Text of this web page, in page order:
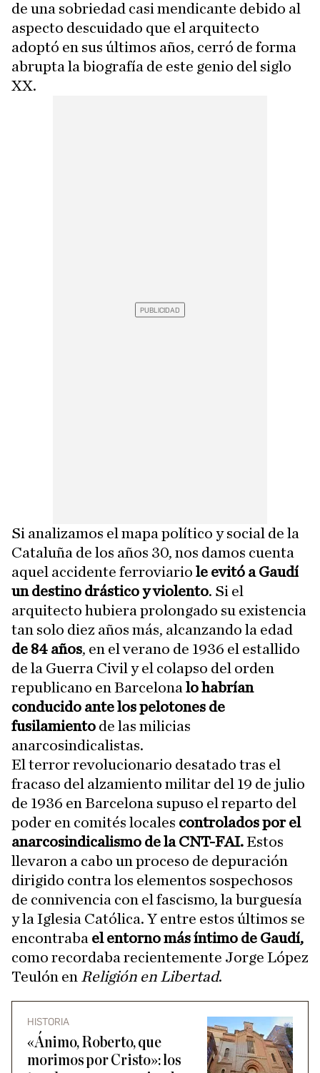
de una sobriedad casi mendicante debido al
aspecto descuidado que el arquitecto
adoptó en sus últimos años, cerró de forma
abrupta la biografía de este genio del siglo
XX.
Si analizamos el mapa político y social de la
Cataluña de los años 30, nos damos cuenta
aquel accidente ferroviario le evitó a Gaudí
un destino drástico y violento. Si el
arquitecto hubiera prolongado su existencia
tan solo diez años más, alcanzando la edad
de 84 años, en el verano de 1936 el estallido
de la Guerra Civil y el colapso del orden
republicano en Barcelona lo habrían
conducido ante los pelotones de
fusilamiento de las milicias
anarcosindicalistas.
El terror revolucionario desatado tras el
fracaso del alzamiento militar del 19 de julio
de 1936 en Barcelona supuso el reparto del
poder en comités locales controlados por el
anarcosindicalismo de la CNT-FAI.Estos
llevaron a cabo un proceso de depuración
dirigido contra los elementos sospechosos
de connivencia con el fascismo, la burguesía
y la Iglesia Católica. Y entre estos últimos se
encontraba el entorno más íntimo de Gaudí,
como recordaba recientemente Jorge López
Teulón en Religión en Libertad.
HISTORIA
«Ánimo, Roberto, que
morimos por Cristo»: los